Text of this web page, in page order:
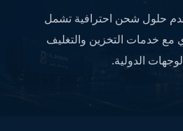
حلول شحن احترافية تشمل
مع خدمات التخزين والتغليف
الدولية.